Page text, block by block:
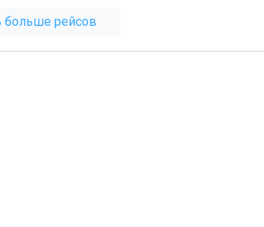
больше рейсов